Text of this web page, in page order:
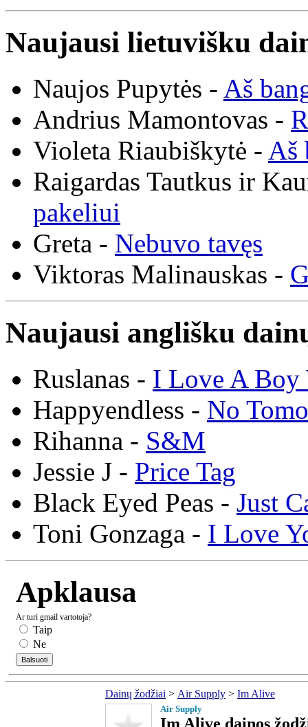
Naujausi lietuvišku
Naujos Pupytės - Aš
Andrius Mamontovas -
Violeta Riaubiškytė - Aš
Raigardas Tautkus ir
pakeliui
Greta - Nebuvo tavęs
Viktoras Malinauskas -
Naujausi anglišku
Ruslanas - I Love A Boy
Happyendless - No
Rihanna - S&M
Jessie J - Price Tag
Black Eyed Peas - Just
Toni Gonzaga - I Love
Apklausa
Ar turi gmail vartotoja?
Taip
Ne
Dainų žodžiai > Air Supply > Im Alive
Air Supply
Im Alive dainos